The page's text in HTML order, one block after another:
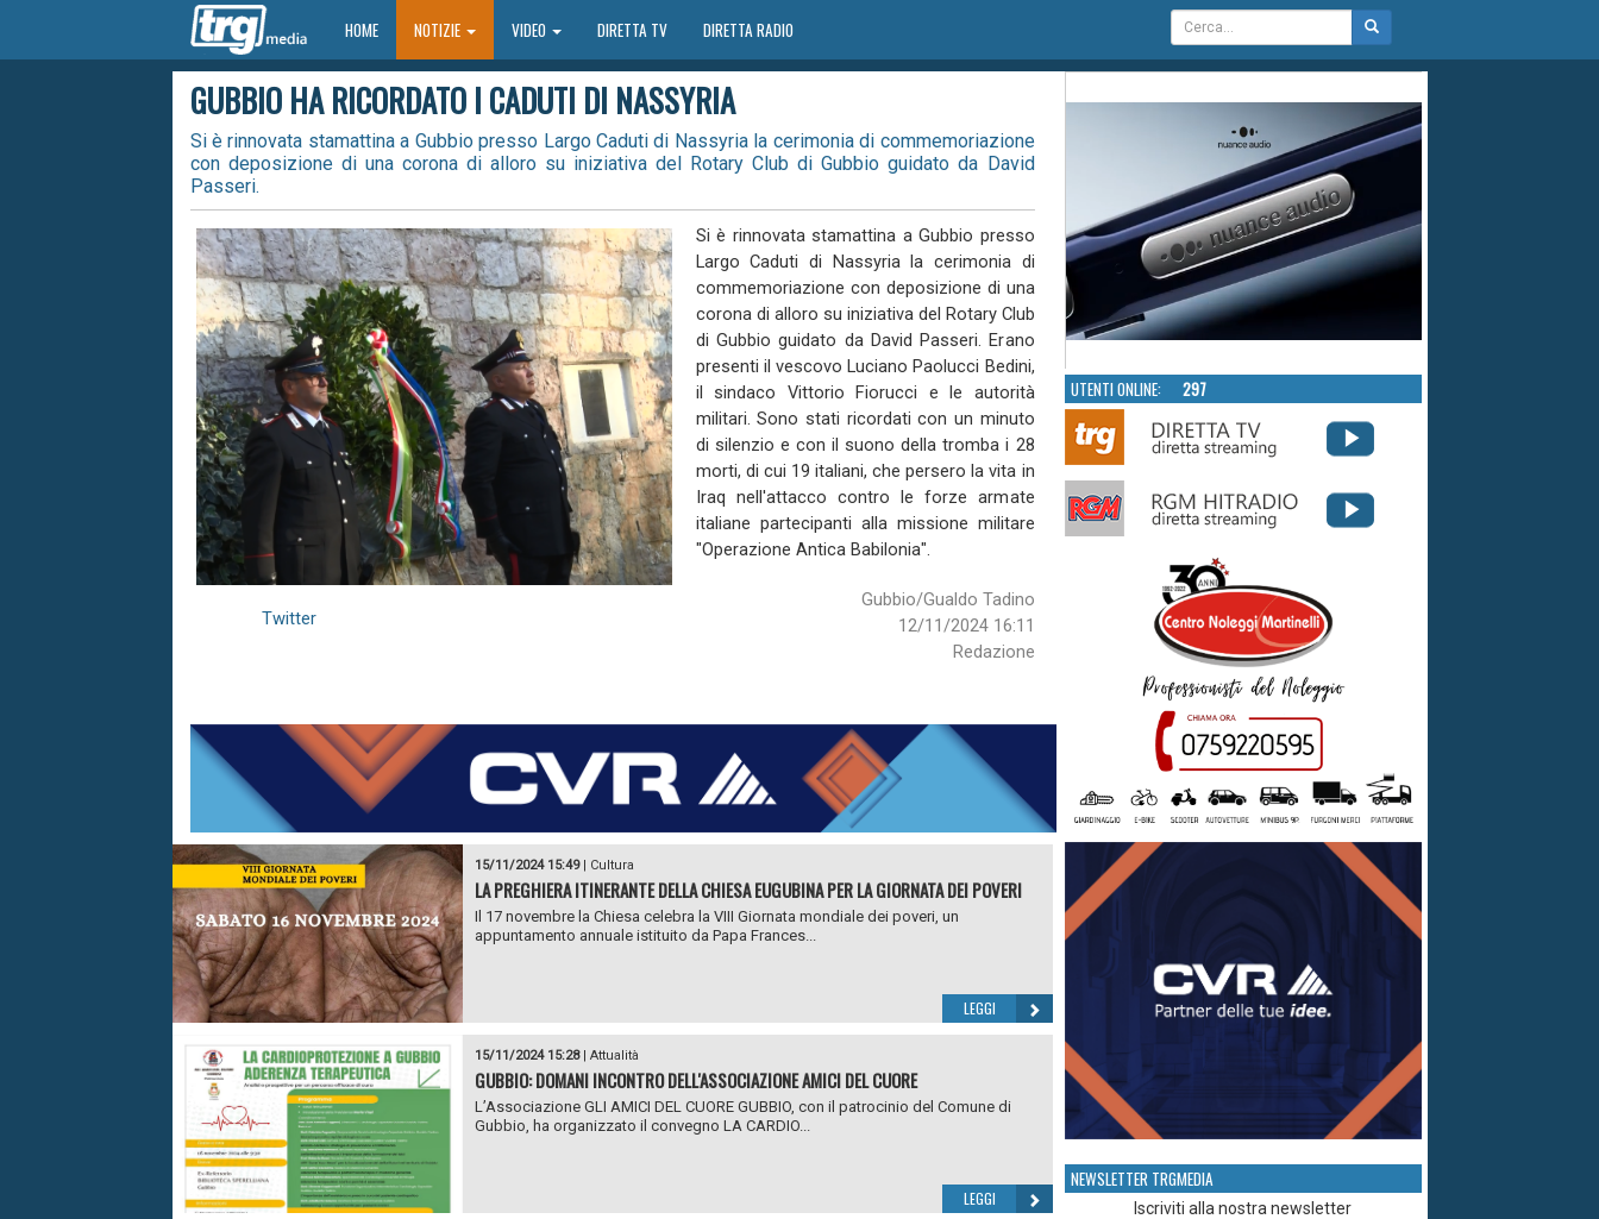
HOMEHOME NOTIZIE VIDEO DIRETTA TV DIRETTA RADIO
GUBBIO HA RICORDATO I CADUTI DI NASSYRIA
Si è rinnovata stamattina a Gubbio presso Largo Caduti di Nassyria la cerimonia di commemoriazione
con deposizione di una corona di alloro su iniziativa del Rotary Club di Gubbio guidato da David
Passeri.
Si è rinnovata stamattina a Gubbio presso
Largo Caduti di Nassyria la cerimonia di
commemoriazione con deposizione di una
corona di alloro su iniziativa del Rotary Club
di Gubbio guidato da David Passeri. Erano
presenti il vescovo Luciano Paolucci Bedini,
il sindaco Vittorio Fiorucci e le autorità
militari. Sono stati ricordati con un minuto
di silenzio e con il suono della tromba i 28
morti, di cui 19 italiani, che persero la vita in
Iraq nell'attacco contro le forze armate
italiane partecipanti alla missione militare
"Operazione Antica Babilonia".
Gubbio/Gualdo Tadino
12/11/2024 16:11
Redazione
Twitter
15/11/2024 15:49| Cultura
LA PREGHIERA ITINERANTE DELLA CHIESA EUGUBINA PER LA GIORNATA DEI POVERI
Il 17 novembre la Chiesa celebra la VIII Giornata mondiale dei poveri, un
appuntamento annuale istituito da Papa Frances...
LEGGI
15/11/2024 15:28| Attualità
GUBBIO: DOMANI INCONTRO DELL'ASSOCIAZIONE AMICI DEL CUORE
L’Associazione GLI AMICI DEL CUORE GUBBIO, con il patrocinio del Comune di
Gubbio, ha organizzato il convegno LA CARDIO...
LEGGI
UTENTI ONLINE: 297
NEWSLETTER TRGMEDIA
Iscriviti alla nostra newsletter